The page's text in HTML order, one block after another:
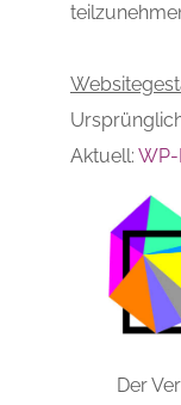
Aktuell:
Der